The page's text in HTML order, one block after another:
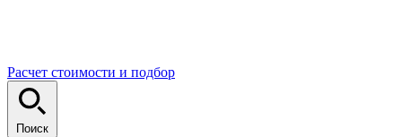
Расчет стоимости и подбор
Поиск